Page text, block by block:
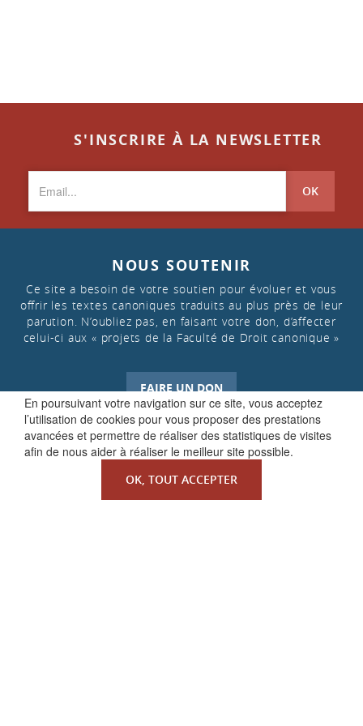
En poursuivant votre navigation sur ce site, vous acceptez
l’utilisation de cookies pour vous proposer des prestations
avancées et permettre de réaliser des statistiques de visites
afin de nous aider à réaliser le meilleur site possible.
OK, TOUT ACCEPTER
S'INSCRIRE À LA NEWSLETTER
OK
NOUS SOUTENIR
Ce site a besoin de votre soutien pour évoluer et vous
offrir les textes canoniques traduits au plus près de leur
parution. N’oubliez pas, en faisant votre don, d’affecter
celui-ci aux « projets de la Faculté de Droit canonique »
FAIRE UN DON